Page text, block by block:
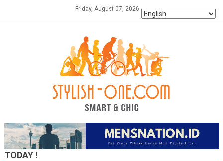
Friday, August 07, 2026
TODAY !